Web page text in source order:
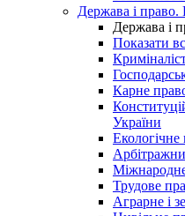
Держава і
Держава і
Показати
Карне
України
Екологічне
Трудове
Аграрне і